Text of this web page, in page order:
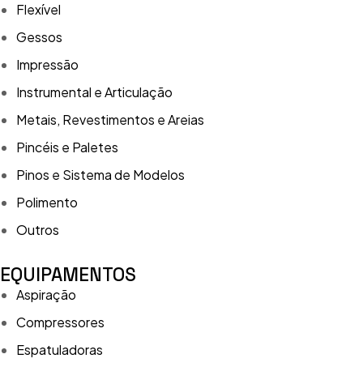
Flexível
Gessos
Impressão
Instrumental e Articulação
Metais, Revestimentos e Areias
Pincéis e Paletes
Pinos e Sistema de Modelos
Polimento
Outros
EQUIPAMENTOS
Aspiração
Compressores
Espatuladoras